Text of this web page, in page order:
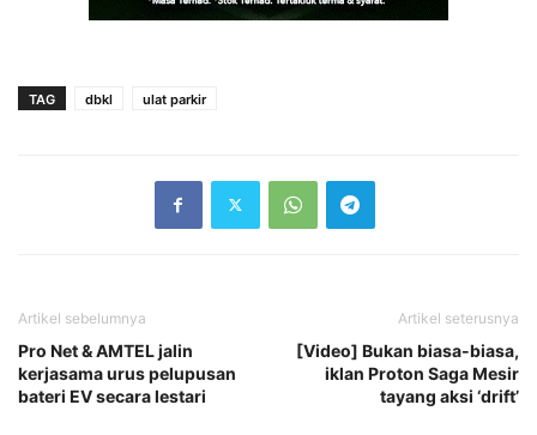
TAG dbkl ulat parkir
Artikel sebelumnya
Pro Net & AMTEL jalin
kerjasama urus pelupusan
bateri EV secara lestari
Artikel seterusnya
[Video] Bukan biasa-biasa,
iklan Proton Saga Mesir
tayang aksi ‘drift’